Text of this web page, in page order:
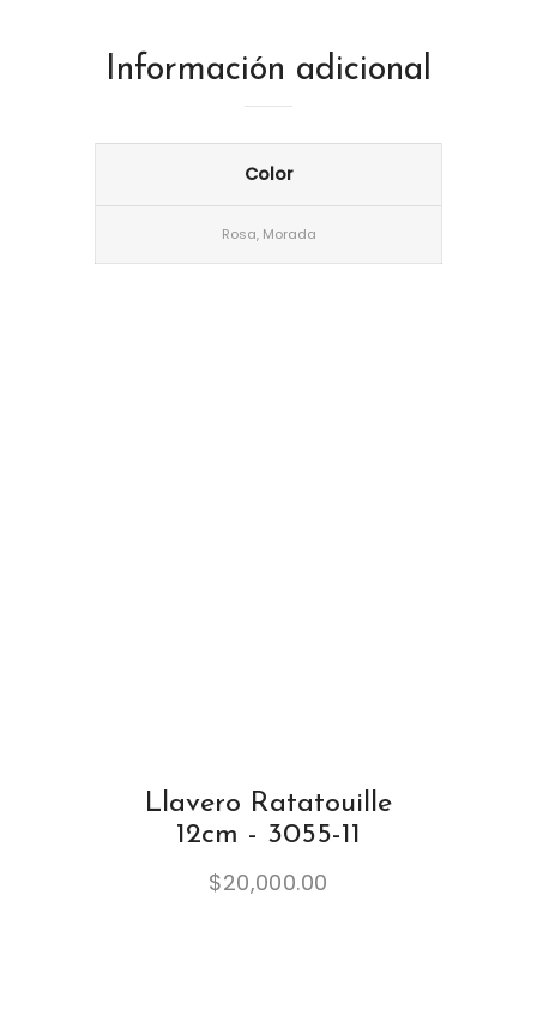
Información adicional
Color
Rosa, Morada
Llavero Ratatouille
12cm - 3055-11
$20,000.00